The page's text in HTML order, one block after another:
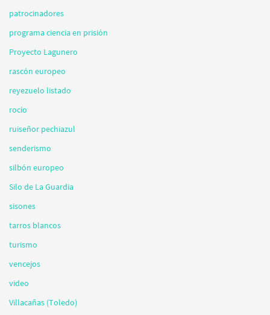
patrocinadores
programa ciencia en prisión
Proyecto Lagunero
rascón europeo
reyezuelo listado
rocío
ruiseñor pechiazul
senderismo
silbón europeo
Silo de La Guardia
sisones
tarros blancos
turismo
vencejos
video
Villacañas (Toledo)